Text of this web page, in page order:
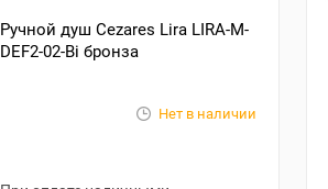
Ручной душ Cezares Lira LIRA-M-
DEF2-02-Bi бронза
Нет в наличии